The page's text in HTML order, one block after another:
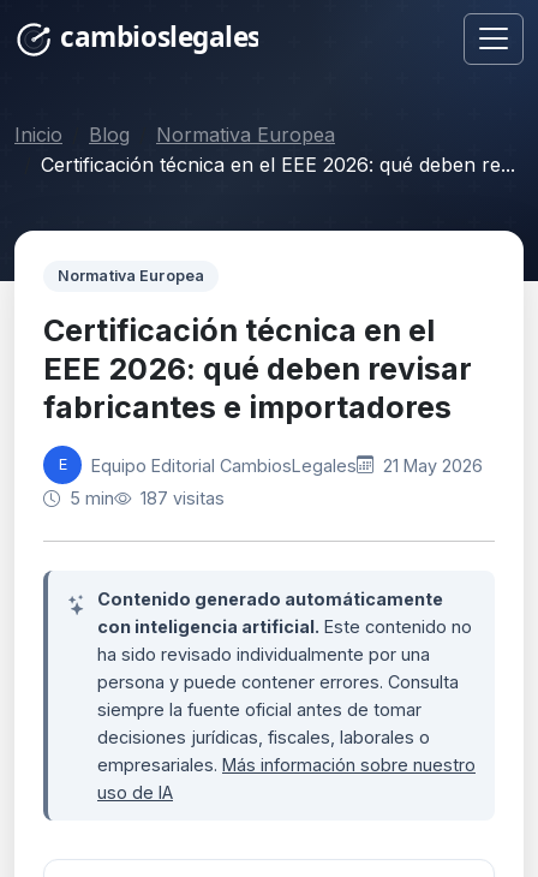
Inicio Blog
Normativa Europea
Certificación técnica en el EEE 2026: qué deben re...
Normativa Europea
Certificación técnica en el
EEE 2026: qué deben revisar
fabricantes e importadores
E Equipo Editorial CambiosLegales
21 May 2026
5 min
187 visitas
Contenido generado automáticamente
con inteligencia artificial. Este contenido no
ha sido revisado individualmente por una
persona y puede contener errores. Consulta
siempre la fuente oficial antes de tomar
decisiones jurídicas, fiscales, laborales o
empresariales. Más información sobre nuestro
uso de IA